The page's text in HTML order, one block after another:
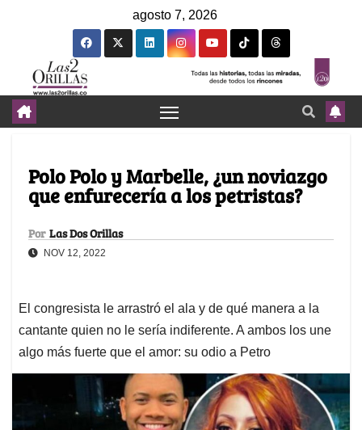
agosto 7, 2026
Polo Polo y Marbelle, ¿un noviazgo
que enfurecería a los petristas?
Por Las Dos Orillas
NOV 12, 2022
El congresista le arrastró el ala y de qué manera a la
cantante quien no le sería indiferente. A ambos los une
algo más fuerte que el amor: su odio a Petro